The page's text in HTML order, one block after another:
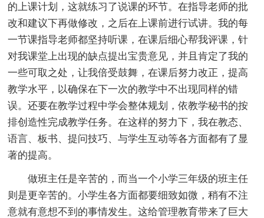
的上课计划，这就练习了说课的环节。在指导老师的批
改和建议下再做修改，之后在上课前进行试讲。我的每
一节课指导老师都坚持听课，在课后细心帮我评课，针
对我课堂上出现的缺点提出宝贵意见，并且肯定了我的
一些可取之处，让我倍受鼓舞，在课后努力改正，提高
教学水平，以确保在下一次的教学中不出现同样的错
误。还要在教学过程中学会整体规划，依教学秘书的按
排创造性完成教学任务。在这样的努力下，我在教态、
语言、板书、提问技巧、与学生互动等各方面都有了显
著的提高。
做班主任是辛苦的，而当一个小学三年级的班主任
则是更辛苦的。小学生各方面都要细致如微，稍有不注
意就有意想不到的事情发生。这给管理教育带来了巨大